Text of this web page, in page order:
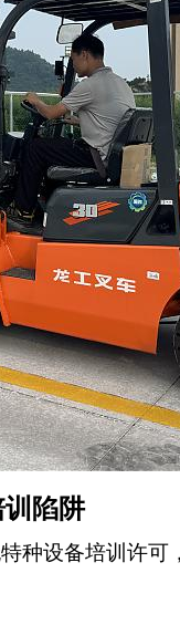
陷阱
种设备培训许